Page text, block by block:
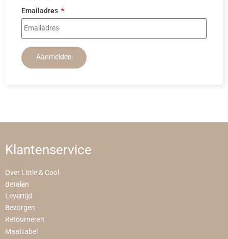
Emailadres
Aanmelden
Klantenservice
Over Little & Cool
Betalen
Levertijd
Bezorgen
Retourneren
Maattabel